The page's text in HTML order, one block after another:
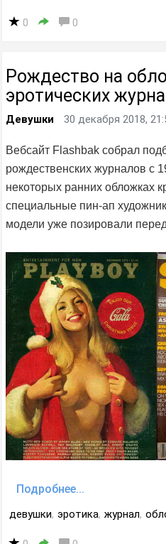
0 0
Рождество на
эротических
Девушки 30 декабря 2018,
Вебсайт Flashbak собрал
рождественских журналов с
некоторых ранних обложках
специальные пин-ап
модели уже позировали
Подробнее...
девушки, эротика, журнал,